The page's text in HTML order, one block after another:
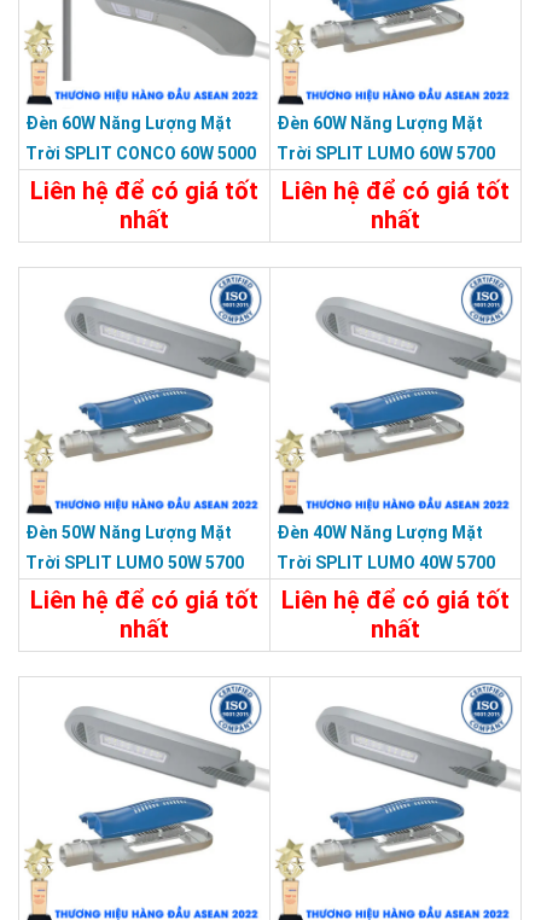
Đèn 60W Năng Lượng Mặt
Trời SPLIT CONCO 60W 5000
Màu Xám KY-F-HX-001-C1
Liên hệ để có giá tốt
nhất
Đèn 60W Năng Lượng Mặt
Trời SPLIT LUMO 60W 5700
Màu Xám KY-FXC-002
Liên hệ để có giá tốt
nhất
Đèn 50W Năng Lượng Mặt
Trời SPLIT LUMO 50W 5700
Màu Xám KY-FXC-002-C1
Liên hệ để có giá tốt
nhất
Đèn 40W Năng Lượng Mặt
Trời SPLIT LUMO 40W 5700
Màu Xám KY-FXC-001
Liên hệ để có giá tốt
nhất